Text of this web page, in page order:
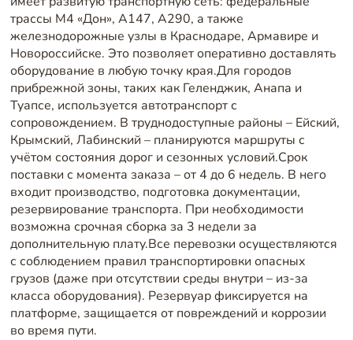
трассы М4 «Дон», А147, А290, а также
железнодорожные узлы в Краснодаре, Армавире и
Новороссийске. Это позволяет оперативно доставлять
оборудование в любую точку края.Для городов
прибрежной зоны, таких как Геленджик, Анапа и
Туапсе, используется автотранспорт с
сопровождением. В труднодоступные районы – Ейский,
Крымский, Лабинский – планируются маршруты с
учётом состояния дорог и сезонных условий.Срок
поставки с момента заказа – от 4 до 6 недель. В него
входит производство, подготовка документации,
резервирование транспорта. При необходимости
возможна срочная сборка за 3 недели за
дополнительную плату.Все перевозки осуществляются
с соблюдением правил транспортировки опасных
грузов (даже при отсутствии среды внутри – из-за
класса оборудования). Резервуар фиксируется на
платформе, защищается от повреждений и коррозии
во время пути.